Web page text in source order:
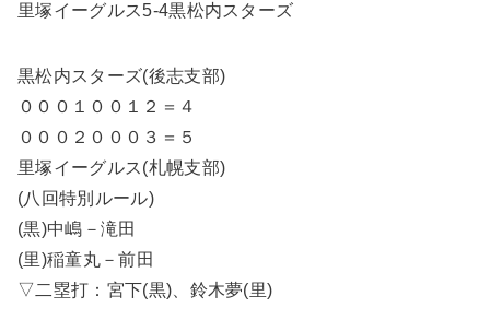
里塚イーグルス5-4黒松内スターズ
黒松内スターズ(後志支部)
０００１００１２＝４
０００２０００３＝５
里塚イーグルス(札幌支部)
(八回特別ルール)
(黒)中嶋－滝田
(里)稲童丸－前田
▽二塁打：宮下(黒)、鈴木夢(里)